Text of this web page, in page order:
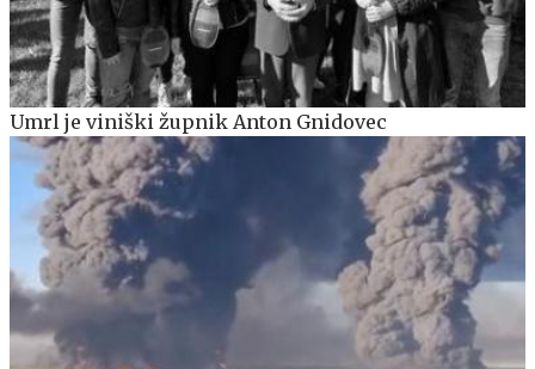
Umrl je viniški župnik Anton Gnidovec